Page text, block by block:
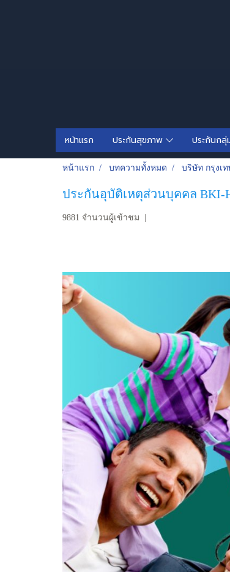
หน้าแรก ประกันสุขภาพ ประกันกลุ่
หน้าแรก บทความทั้งหมด บริษัท กรุงเ
ประกันอุบัติเหตุส่วนบุคคล BKI-
9881 จำนวนผู้เข้าชม